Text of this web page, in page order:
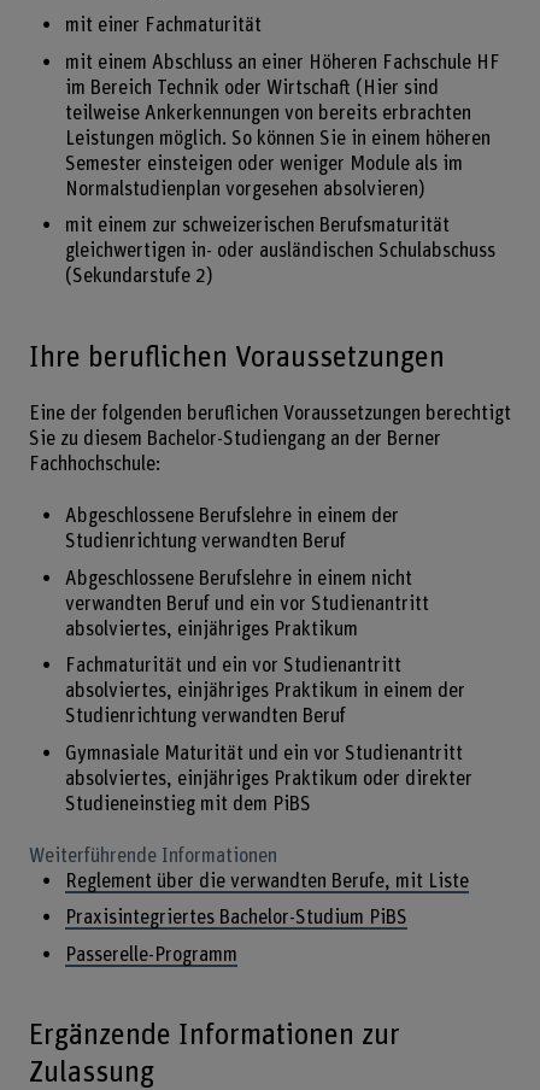
mit einer Fachmaturität
mit einem Abschluss an einer Höheren Fachschule HF
im Bereich Technik oder Wirtschaft (Hier sind
teilweise Ankerkennungen von bereits erbrachten
Leistungen möglich. So können Sie in einem höheren
Semester einsteigen oder weniger Module als im
Normalstudienplan vorgesehen absolvieren)
mit einem zur schweizerischen Berufsmaturität
gleichwertigen in- oder ausländischen Schulabschuss
(Sekundarstufe 2)
Ihre beruflichen Voraussetzungen
Eine der folgenden beruflichen Voraussetzungen berechtigt
Sie zu diesem Bachelor-Studiengang an der Berner
Fachhochschule:
Abgeschlossene Berufslehre in einem der
Studienrichtung verwandten Beruf
Abgeschlossene Berufslehre in einem nicht
verwandten Beruf und ein vor Studienantritt
absolviertes, einjähriges Praktikum
Fachmaturität und ein vor Studienantritt
absolviertes, einjähriges Praktikum in einem der
Studienrichtung verwandten Beruf
Gymnasiale Maturität und ein vor Studienantritt
absolviertes, einjähriges Praktikum oder direkter
Studieneinstieg mit dem PiBS
Weiterführende Informationen
Reglement über die verwandten Berufe, mit Liste
Praxisintegriertes Bachelor-Studium PiBS
Passerelle-Programm
Ergänzende Informationen zur
Zulassung